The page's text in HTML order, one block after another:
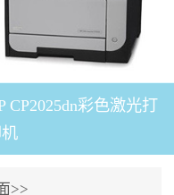
CP2025dn彩色激光打
>>